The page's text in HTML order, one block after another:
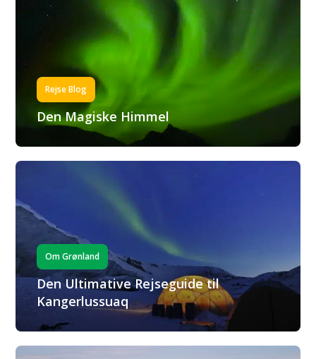
Rejse Blog
Den Magiske Himmel
Om Grønland
Den Ultimative Rejseguide til
Kangerlussuaq